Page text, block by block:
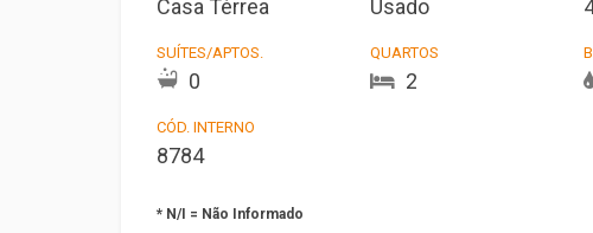
Casa Térrea Usado
SUÍTES/APTOS.
0
QUARTOS
2
CÓD. INTERNO
8784
* N/I = Não Informado